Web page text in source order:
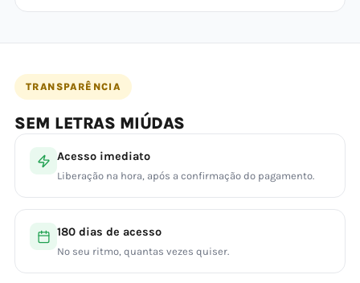
TRANSPARÊNCIA
SEM LETRAS MIÚDAS
Acesso imediato
Liberação na hora, após a confirmação do pagamento.
180 dias de acesso
No seu ritmo, quantas vezes quiser.